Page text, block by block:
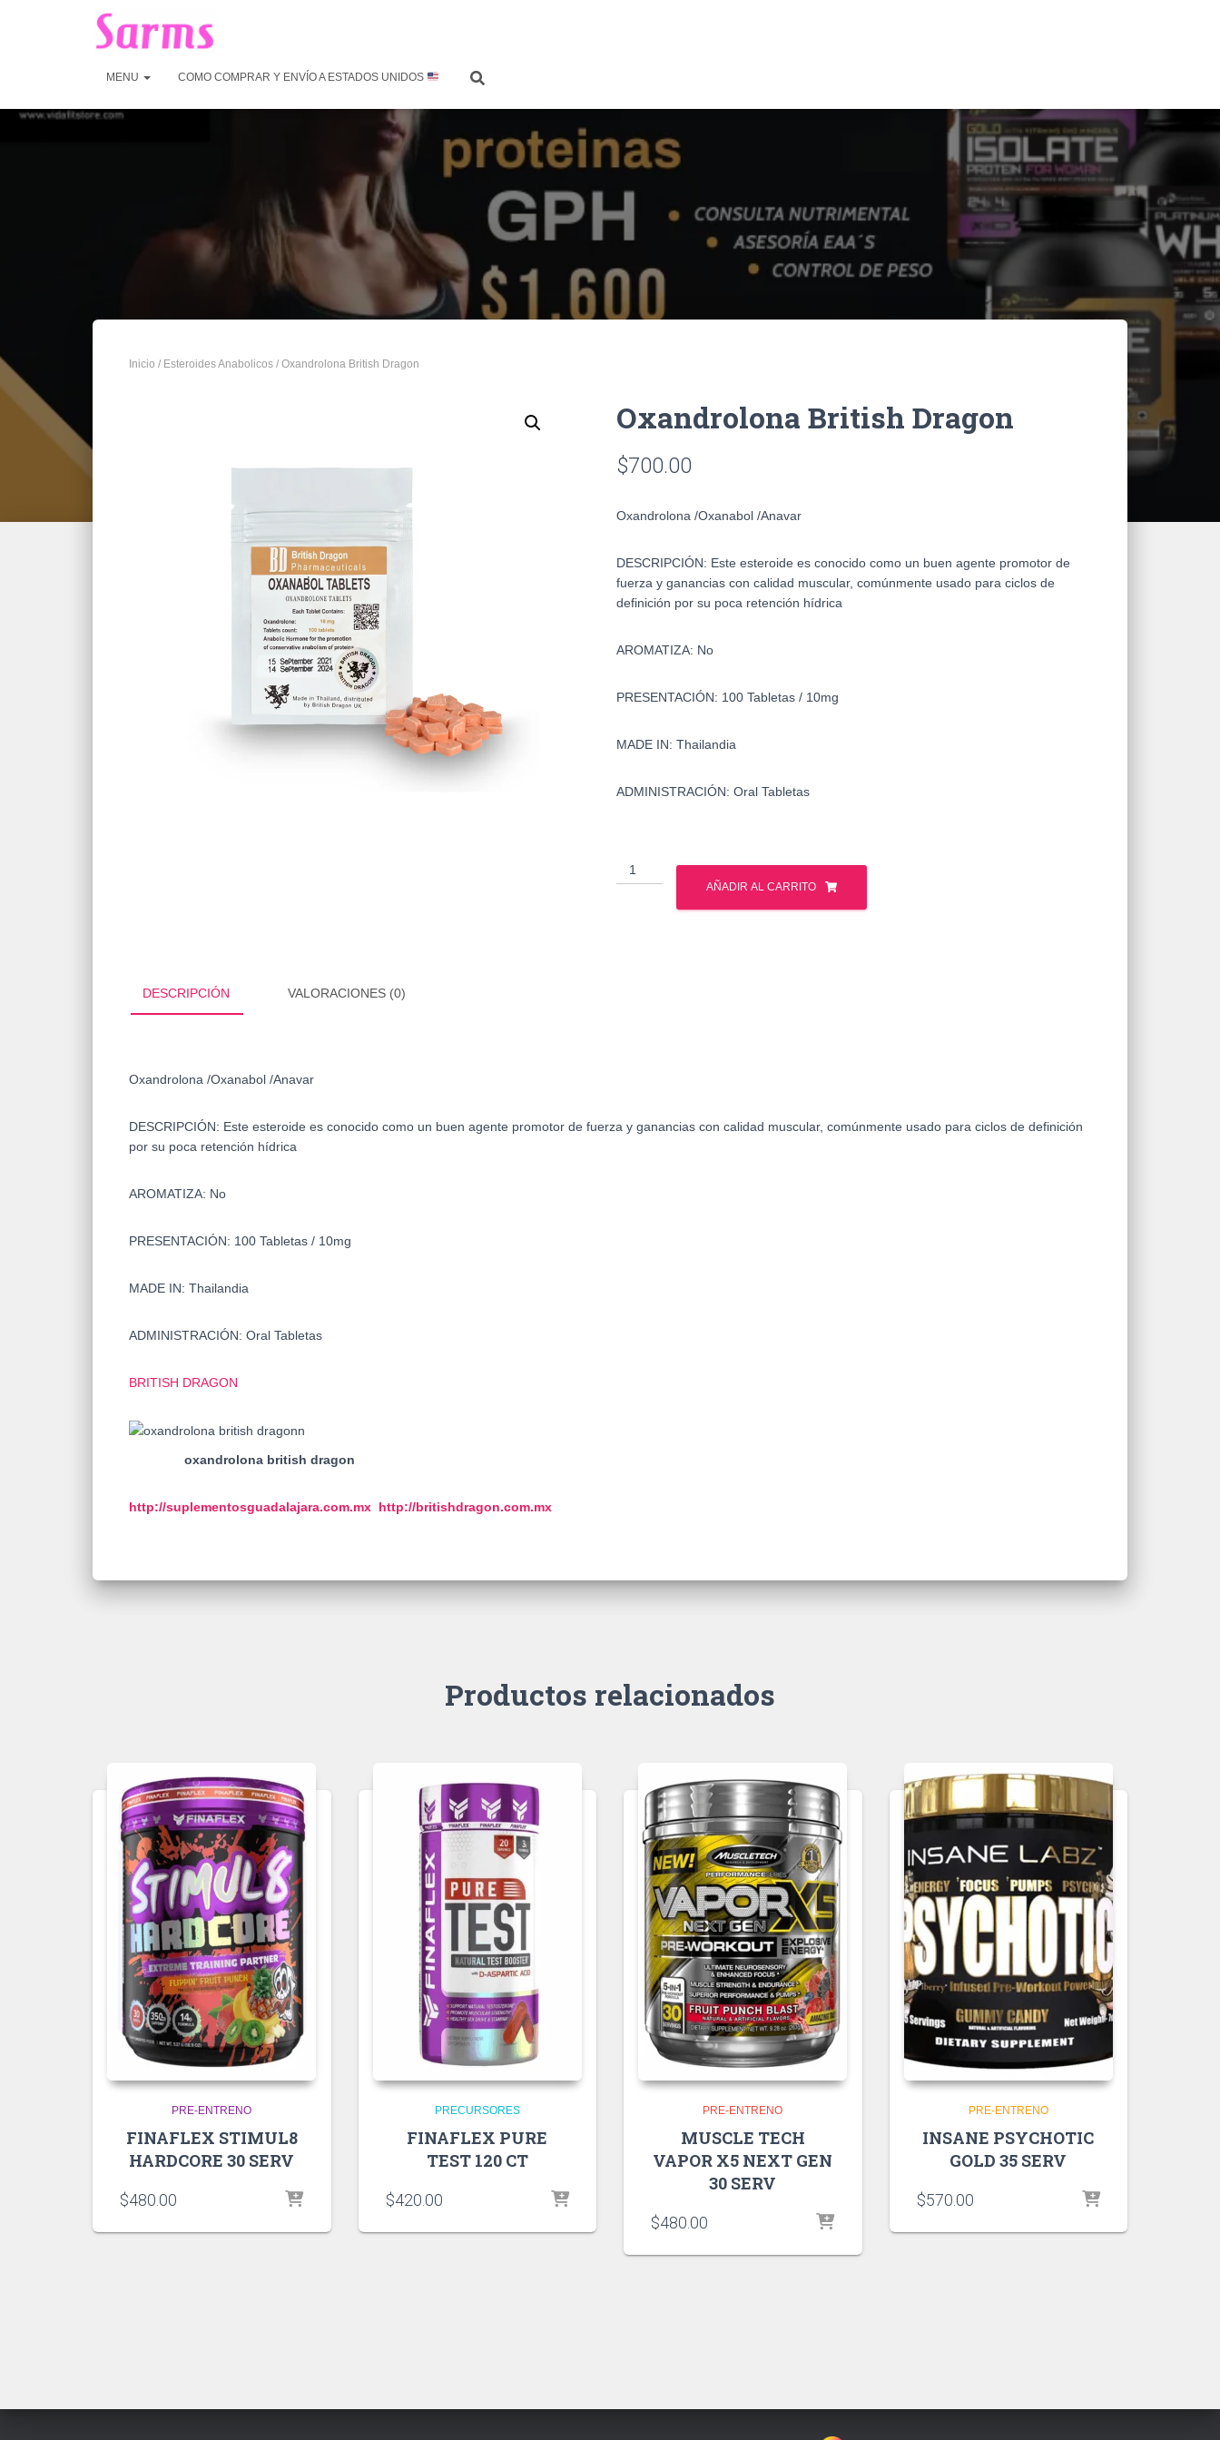
MENU COMO COMPRAR Y ENVÍO A ESTADOS UNIDOS
Inicio / Esteroides Anabolicos / Oxandrolona British Dragon
Oxandrolona British Dragon
$700.00
Oxandrolona /Oxanabol /Anavar
DESCRIPCIÓN: Este esteroide es conocido como un buen agente promotor de
fuerza y ganancias con calidad muscular, comúnmente usado para ciclos de
definición por su poca retención hídrica
AROMATIZA: No
PRESENTACIÓN: 100 Tabletas / 10mg
MADE IN: Thailandia
ADMINISTRACIÓN: Oral Tabletas
Oxandrolona
British
AÑADIR AL CARRITO
DESCRIPCIÓN VALORACIONES (0)
Oxandrolona /Oxanabol /Anavar
DESCRIPCIÓN: Este esteroide es conocido como un buen agente promotor de fuerza y ganancias con calidad muscular, comúnmente usado para ciclos de definición
por su poca retención hídrica
AROMATIZA: No
PRESENTACIÓN: 100 Tabletas / 10mg
MADE IN: Thailandia
ADMINISTRACIÓN: Oral Tabletas
BRITISH DRAGON
oxandrolona british dragon
http://suplementosguadalajara.com.mx http://britishdragon.com.mx
Productos relacionados
PRE-ENTRENO
FINAFLEX STIMUL8
HARDCORE 30 SERV
$480.00
PRECURSORES
FINAFLEX PURE
TEST 120 CT
$420.00
PRE-ENTRENO
MUSCLE TECH
VAPOR X5 NEXT GEN
30 SERV
$480.00
PRE-ENTRENO
INSANE PSYCHOTIC
GOLD 35 SERV
$570.00